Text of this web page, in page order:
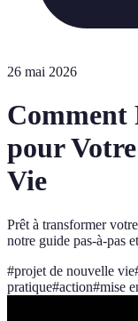
26 mai 2026
Comment
pour
Vie
Prêt à transformer
notre guide pas-à-pas
#projet de nouvelle vie
pratique#action#mise